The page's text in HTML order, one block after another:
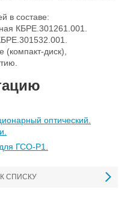
в составе:
КБРЕ.301261.001.
диск),
оптический.
ГСО-Р1.
СПИСКУ